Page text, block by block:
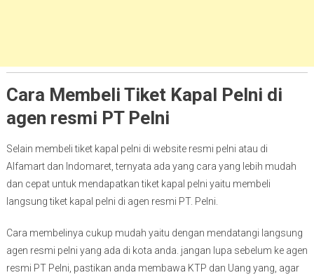
Cara Membeli Tiket Kapal Pelni di
agen resmi PT Pelni
Selain membeli tiket kapal pelni di website resmi pelni atau di
Alfamart dan Indomaret, ternyata ada yang cara yang lebih mudah
dan cepat untuk mendapatkan tiket kapal pelni yaitu membeli
langsung tiket kapal pelni di agen resmi PT. Pelni.
Cara membelinya cukup mudah yaitu dengan mendatangi langsung
agen resmi pelni yang ada di kota anda. jangan lupa sebelum ke agen
resmi PT Pelni, pastikan anda membawa KTP dan Uang yang, agar